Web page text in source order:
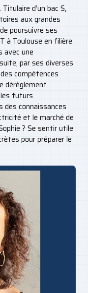
d’un bac S,
aux grandes
poursuivre ses
à Toulouse en filière
avec une
par ses diverses
compétences
dérèglement
futurs
des connaissances
et le marché de
? Se sentir utile
pour préparer le